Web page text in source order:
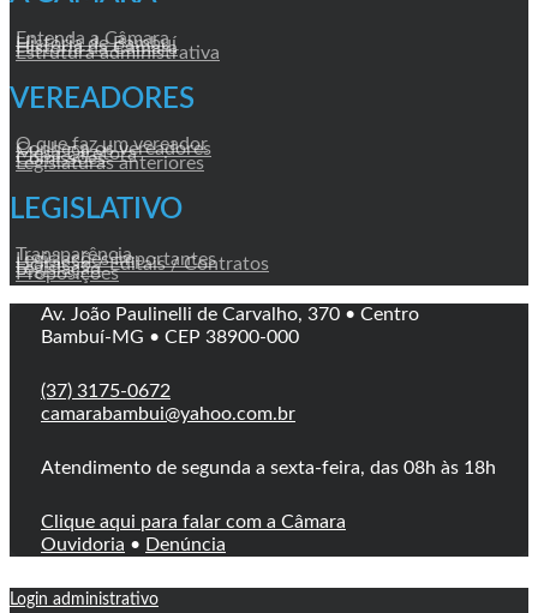
Entenda a Câmara
História de Bambuí
História da Câmara
Estrutura administrativa
VEREADORES
O que faz um vereador
Conheça os vereadores
Mesa Diretora
Comissões
Legislaturas anteriores
LEGISLATIVO
Transparência
Legislações Importantes
Licitação / Editais / Contratos
Legislação
Proposições
Av. João Paulinelli de Carvalho, 370 • Centro
Bambuí-MG • CEP 38900-000
(37) 3175-0672
camarabambui@yahoo.com.br
Atendimento de segunda a sexta-feira, das 08h às 18h
Clique aqui para falar com a Câmara
Ouvidoria • Denúncia
Login administrativo